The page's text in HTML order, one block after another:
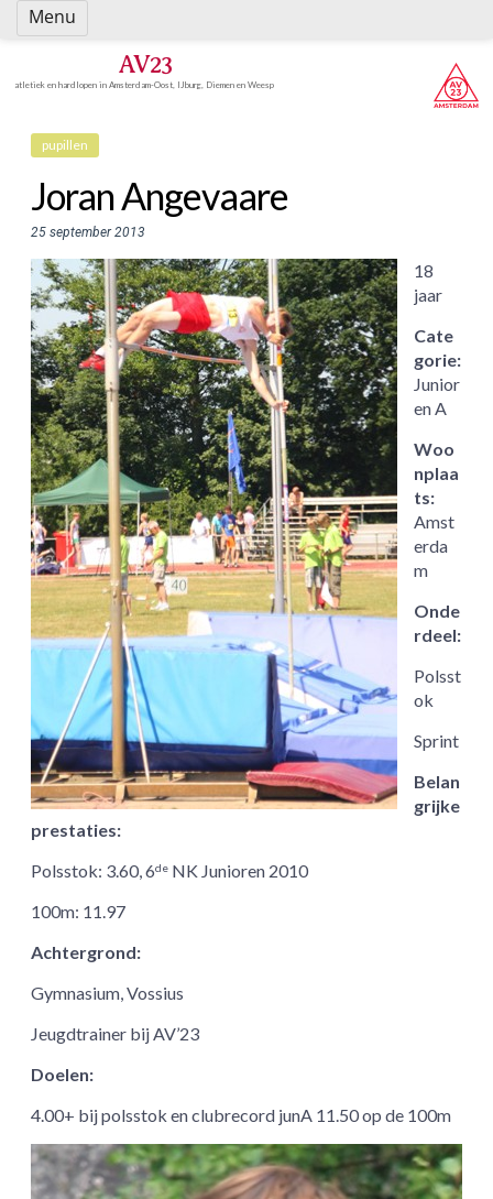
Spring
naar
AV23
atletiek en hardlopen in Amsterdam-Oost, IJburg, Diemen en Weesp
pupillen
Joran Angevaare
25 september 2013
18
jaar
Cate
gorie:
Junior
en A
Woo
nplaa
ts:
Amst
erda
m
Onde
rdeel:
Polsst
ok
Sprint
Belan
grijke
prestaties:
Polsstok: 3.60,6de NK Junioren 2010
100m: 11.97
Achtergrond:
Gymnasium, Vossius
Jeugdtrainer bij AV’23
Doelen:
4.00+ bij polsstok en clubrecord junA 11.50 op de 100m
Menu